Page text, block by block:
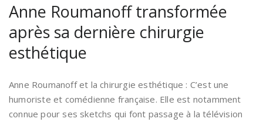
Anne Roumanoff transformée
après sa dernière chirurgie
esthétique
Anne Roumanoff et la chirurgie esthétique : C’est une
humoriste et comédienne française. Elle est notamment
connue pour ses sketchs qui font passage à la télévision